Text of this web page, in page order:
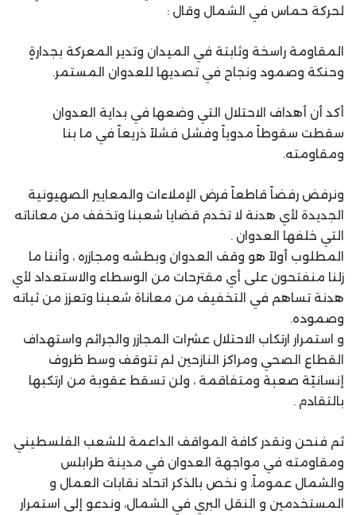
لحركة حماس في الشمال وقال :
المقاومة راسخة وثابتة في الميدان وتدير المعركة بجدارةٍ
وحنكة وصمود ونجاح في تصديها للعدوان المستمر.
أكد أن أهداف الاحتلال التي وضعها في بداية العدوان
سقطت سقوطاً مدوياً وفشل فشلاً ذريعاً في ما بنا
ومقاومته.
ونرفض رفضاً قاطعاً فرض الإملاءات والمعايير الصهيونية
الجديدة لأي هدنة لا تخدم قضايا شعبنا وتخفف من معاناته
التي خلفها العدوان .
المطلوب أولاً هو وقف العدوان وبطشه ومجازره ، وأننا ما
زلنا منفتحون على أي مقترحات من الوسطاء والاستعداد لأي
هدنة تساهم في التخفيف من معاناة شعبنا وتعزز من ثباته
وصموده.
و استمرار ارتكاب الاحتلال عشرات المجازر والجرائم واستهداف
القطاع الصحي ومراكز النازحين لم تتوقف وسط ظروف
إنسانيّة صعبة ومتفاقمة ، ولن تسقط عقوبة من ارتكبها
بالتقادم .
ثم فنحن ونقدر كافة المواقف الداعمة للشعب الفلسطيني
ومقاومته في مواجهة العدوان في مدينة طرابلس
والشمال عموماً، و نخص بالذكر اتحاد نقابات العمال و
المستخدمين و النقل البري في الشمال، وندعو إلى استمرار